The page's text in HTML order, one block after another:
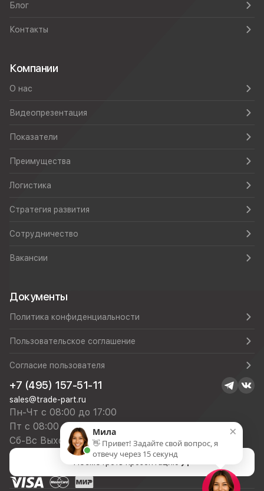
Блог
Контакты
Компании
О нас
Видеопрезентация
Показатели
Преимущества
Логистика
Стратегия развития
Сотрудничество
Вакансии
Документы
Политика конфиденциальности
Пользовательское соглашение
Согласие пользователя
+7 (495) 157-51-11
sales@trade-part.ru
Пн-Чт с 08:00 до 17:00
Пт с 08:00 до 16:00
Сб-Вс Выходной
×
Мила
👋 Привет! Задайте свой вопрос, я
отвечу через 15 секунд